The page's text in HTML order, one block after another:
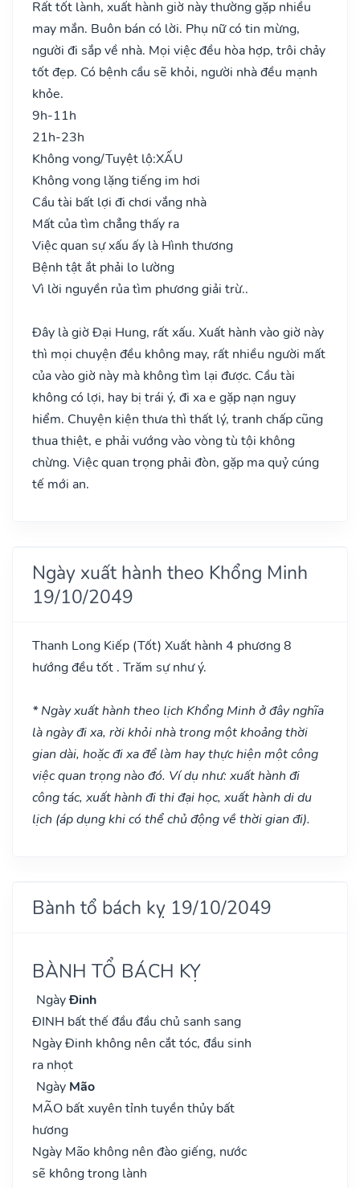
Rất tốt lành, xuất hành giờ này thường gặp nhiều
may mắn. Buôn bán có lời. Phụ nữ có tin mừng,
người đi sắp về nhà. Mọi việc đều hòa hợp, trôi chảy
tốt đẹp. Có bệnh cầu sẽ khỏi, người nhà đều mạnh
khỏe.
9h-11h
21h-23h
Không vong/Tuyệt lộ:XẤU
Không vong lặng tiếng im hơi
Cầu tài bất lợi đi chơi vắng nhà
Mất của tìm chẳng thấy ra
Việc quan sự xấu ấy là Hình thương
Bệnh tật ắt phải lo lường
Vì lời nguyền rủa tìm phương giải trừ..
Đây là giờ Đại Hung, rất xấu. Xuất hành vào giờ này
thì mọi chuyện đều không may, rất nhiều người mất
của vào giờ này mà không tìm lại được. Cầu tài
không có lợi, hay bị trái ý, đi xa e gặp nạn nguy
hiểm. Chuyện kiện thưa thì thất lý, tranh chấp cũng
thua thiệt, e phải vướng vào vòng tù tội không
chừng. Việc quan trọng phải đòn, gặp ma quỷ cúng
tế mới an.
Ngày xuất hành theo Khổng Minh
19/10/2049
Thanh Long Kiếp (Tốt) Xuất hành 4 phương 8
hướng đều tốt . Trăm sự như ý.
* Ngày xuất hành theo lịch Khổng Minh ở đây nghĩa
là ngày đi xa, rời khỏi nhà trong một khoảng thời
gian dài, hoặc đi xa để làm hay thực hiện một công
việc quan trọng nào đó. Ví dụ như: xuất hành đi
công tác, xuất hành đi thi đại học, xuất hành di du
lịch (áp dụng khi có thể chủ động về thời gian đi).
Bành tổ bách kỵ 19/10/2049
BÀNH TỔ BÁCH KỴ
NgàyĐinh
ĐINH bất thế đầu đầu chủ sanh sang
Ngày Đinh không nên cắt tóc, đầu sinh
ra nhọt
Ngày Mão
MÃO bất xuyên tỉnh tuyền thủy bất
hương
Ngày Mão không nên đào giếng, nước
sẽ không trong lành